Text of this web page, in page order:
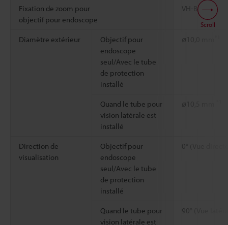
Fixation de zoom pour
objectif pour endoscope
VH-BA
Diamètre extérieur
Objectif pour
endoscope
seul/Avec le tube
de protection
installé
ø10,0 mm
Quand le tube pour
vision latérale est
installé
ø10,5 mm
Direction de
visualisation
Objectif pour
endoscope
seul/Avec le tube
de protection
installé
0° (Vue
Quand le tube pour
vision latérale est
90° (Vue
Scroll